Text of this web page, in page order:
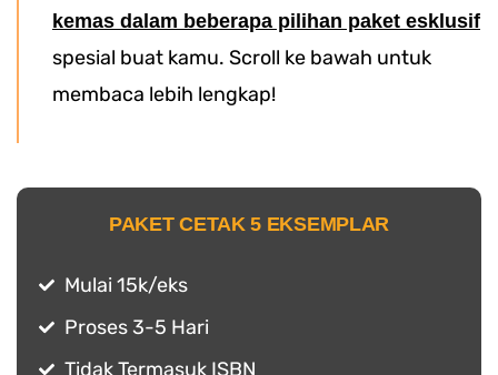
kemas dalam beberapa pilihan paket esklusif
spesial buat kamu. Scroll ke bawah untuk
membaca lebih lengkap!
PAKET CETAK 5 EKSEMPLAR
Mulai 15k/eks
Proses 3-5 Hari
Tidak Termasuk ISBN